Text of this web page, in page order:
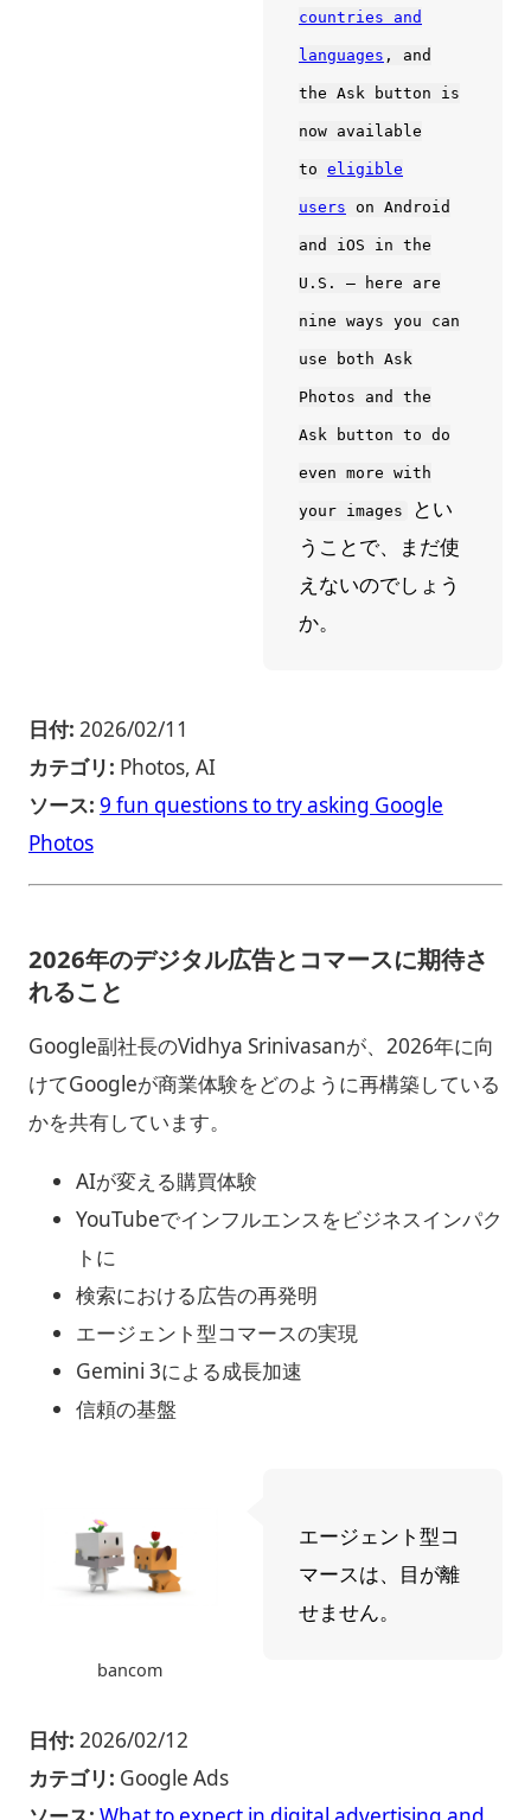
countries and
languages , and
the Ask button is
now available
to eligible
users on Android
and iOS in the
U.S. — here are
nine ways you can
use both Ask
Photos and the
Ask button to do
even more with
your images
とい
うことで、まだ使
えないのでしょう
か。
日付: 2026/02/11
カテゴリ: Photos, AI
ソース: 9 fun questions to try asking Google
Photos
2026年のデジタル広告とコマースに期待さ
れること
Google副社長のVidhya Srinivasanが、2026年に向
けてGoogleが商業体験をどのように再構築している
かを共有しています。
AIが変える購買体験
YouTubeでインフルエンスをビジネスインパク
トに
検索における広告の再発明
エージェント型コマースの実現
Gemini 3による成長加速
信頼の基盤
bancom
エージェント型コ
マースは、目が離
せません。
日付: 2026/02/12
カテゴリ: Google Ads